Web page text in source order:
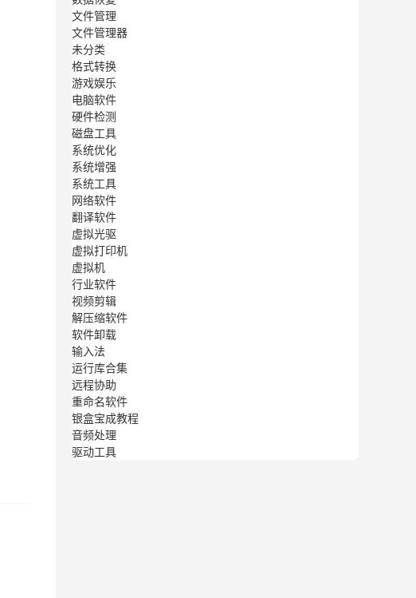
文件管理
文件管理器
未分类
格式转换
游戏娱乐
电脑软件
硬件检测
磁盘工具
系统优化
系统增强
系统工具
网络软件
翻译软件
虚拟光驱
虚拟打印机
虚拟机
行业软件
视频剪辑
解压缩软件
软件卸载
输入法
运行库合集
远程协助
重命名软件
银盒宝成教程
音频处理
驱动工具